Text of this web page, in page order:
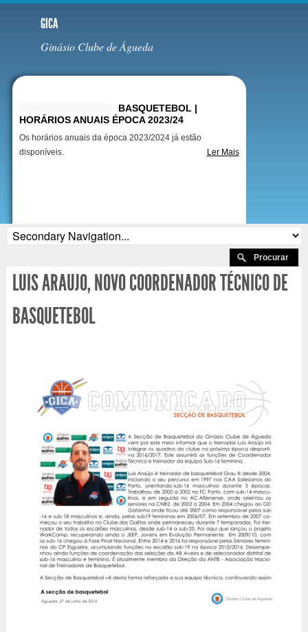
GICA
Ginásio Clube de Águeda
BASQUETEBOL |
HORÁRIOS ANUAIS ÉPOCA 2023/24
Os horários anuais da época 2023/2024 já estão
disponíveis.
Ler Mais
LUIS ARAUJO, NOVO COORDENADOR TÉCNICO DE
BASQUETEBOL